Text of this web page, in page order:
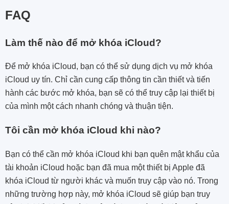
FAQ
Làm thế nào để mở khóa iCloud?
Để mở khóa iCloud, bạn có thể sử dụng dịch vụ mở khóa
iCloud uy tín. Chỉ cần cung cấp thông tin cần thiết và tiến
hành các bước mở khóa, bạn sẽ có thể truy cập lại thiết bị
của mình một cách nhanh chóng và thuận tiện.
Tôi cần mở khóa iCloud khi nào?
Bạn có thể cần mở khóa iCloud khi bạn quên mật khẩu của
tài khoản iCloud hoặc bạn đã mua một thiết bị Apple đã
khóa iCloud từ người khác và muốn truy cập vào nó. Trong
những trường hợp này, mở khóa iCloud sẽ giúp bạn truy